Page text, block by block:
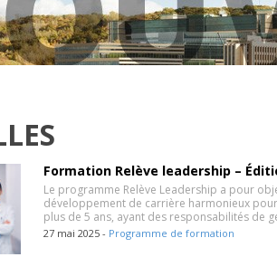
Formation Relève leadership –
Le programme Relève Leadership a pour
développement de carrière harmonieux
plus de 5 ans, ayant des responsabilités de
27 mai 2025 - Programme de formation